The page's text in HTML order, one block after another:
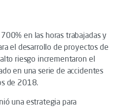
en las horas trabajadas y
el desarrollo de proyectos de
riesgo incrementaron el
en una serie de accidentes
de 2018.
una estrategia para